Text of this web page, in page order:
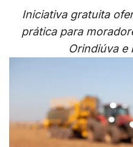
Iniciativa gratuita
prática para
Orindiúva e